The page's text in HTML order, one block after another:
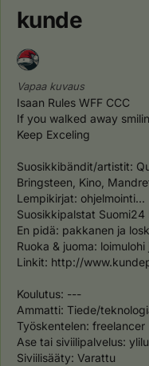
kunde
Vapaa kuvaus
Isaan Rules WFF CCC
If you walked away
Keep Exceling
Suosikkibändit/artistit:
Bringsteen, Kino,
Lempikirjat: ohjelmointi...
Suosikkipalstat Suomi24
En pidä: pakkanen ja
Ruoka & juoma:
Linkit: http://
Koulutus: ---
Ammatti: Tiede/
Työskentelen: freelancer
Ase tai siviilipalvelus:
Siviilisääty: Varattu